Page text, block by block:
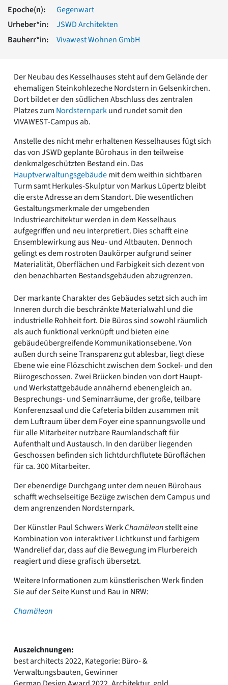
Romanik
Vorromanik
Römische Antike
Über uns
Fachbeirat
Freunde & Förderer
Kontakt
Impressum
Datenschutz
Suchbegriff eingeben
Epoche(n):
Gegenwart
Urheber*in:
JSWD Architekten
Bauherr*in:
Vivawest Wohnen GmbH
Der Neubau des Kesselhauses steht auf dem Gelände der
ehemaligen Steinkohlezeche Nordstern in Gelsenkirchen.
Dort bildet er den südlichen Abschluss des zentralen
Platzes zum Nordsternparkund rundet somit den
VIVAWEST-Campus ab.
Anstelle des nicht mehr erhaltenen Kesselhauses fügt sich
das von JSWD geplante Bürohaus in den teilweise
denkmalgeschützten Bestand ein. Das
Hauptverwaltungsgebäudemit dem weithin sichtbaren
Turm samt Herkules-Skulptur von Markus Lüpertz bleibt
die erste Adresse an dem Standort. Die wesentlichen
Gestaltungsmerkmale der umgebenden
Industriearchitektur werden in dem Kesselhaus
aufgegriffen und neu interpretiert. Dies schafft eine
Ensemblewirkung aus Neu- und Altbauten. Dennoch
gelingt es dem rostroten Baukörper aufgrund seiner
Materialität, Oberflächen und Farbigkeit sich dezent von
den benachbarten Bestandsgebäuden abzugrenzen.
Der markante Charakter des Gebäudes setzt sich auch im
Inneren durch die beschränkte Materialwahl und die
industrielle Rohheit fort. Die Büros sind sowohl räumlich
als auch funktional verknüpft und bieten eine
gebäudeübergreifende Kommunikationsebene. Von
außen durch seine Transparenz gut ablesbar, liegt diese
Ebene wie eine Flözschicht zwischen dem Sockel- und den
Bürogeschossen. Zwei Brücken binden von dort Haupt-
und Werkstattgebäude annähernd ebenengleich an.
Besprechungs- und Seminarräume, der große, teilbare
Konferenzsaal und die Cafeteria bilden zusammen mit
dem Luftraum über dem Foyer eine spannungsvolle und
für alle Mitarbeiter nutzbare Raumlandschaft für
Aufenthalt und Austausch. In den darüber liegenden
Geschossen befinden sich lichtdurchflutete Büroflächen
für ca. 300 Mitarbeiter.
Der ebenerdige Durchgang unter dem neuen Bürohaus
schafft wechselseitige Bezüge zwischen dem Campus und
dem angrenzenden Nordsternpark.
Der Künstler Paul Schwers WerkChamäleonstellt eine
Kombination von interaktiver Lichtkunst und farbigem
Wandrelief dar, dass auf die Bewegung im Flurbereich
reagiert und diese grafisch übersetzt.
Weitere Informationen zum künstlerischen Werk finden
Sie auf der Seite Kunst und Bau in NRW:
Chamäleon
Auszeichnungen:
best architects 2022, Kategorie: Büro- &
Verwaltungsbauten, Gewinner